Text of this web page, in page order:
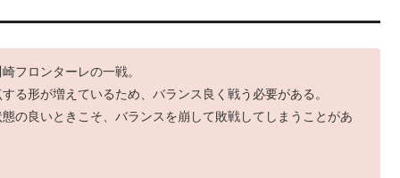
フロンターレの一戦。
る形が増えているため、バランス良く戦う必要がある。
の良いときこそ、バランスを崩して敗戦してしまうことがあ